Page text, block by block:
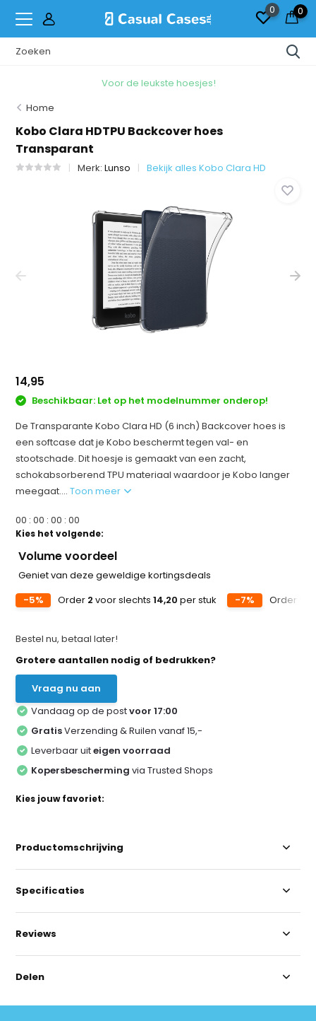
0 0
Voor de leukste hoesjes!
Home
Kobo Clara HDTPU Backcover hoes
Transparant
Merk:Lunso Bekijk alles Kobo Clara HD
14,95
Beschikbaar: Let op het modelnummer onderop!
De Transparante Kobo Clara HD (6 inch) Backcover hoes is
een softcase dat je Kobo beschermt tegen val- en
stootschade. Dit hoesje is gemaakt van een zacht,
schokabsorberend TPU materiaal waardoor je Kobo langer
meegaat....Toon meer
00 :00 :00 :00
Kies het volgende:
Volume voordeel
Geniet van deze geweldige kortingsdeals
-5%
Order 2 voor slechts14,20 per stuk -7% Order
Bestel nu, betaal later!
Grotere aantallen nodig of bedrukken?
Vraag nu aan
Vandaag op de postvoor 17:00
GratisVerzending & Ruilen vanaf 15,-
Leverbaar uiteigen voorraad
Kopersbescherming via Trusted Shops
Kies jouw favoriet:
Productomschrijving
Specificaties
Reviews
Delen